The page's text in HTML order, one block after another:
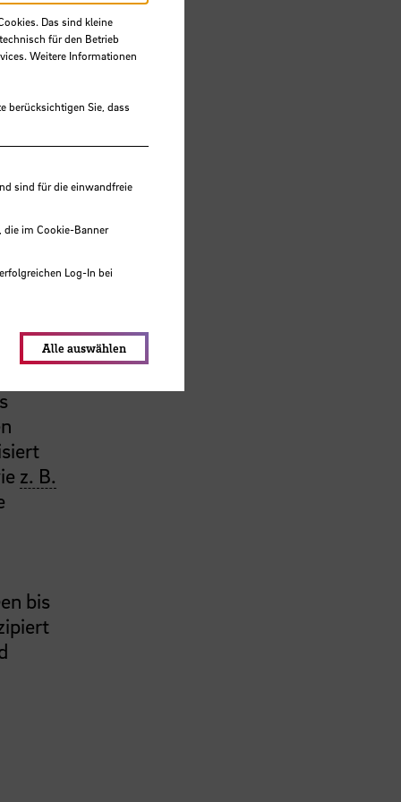
z. B.
bis
Das sind kleine
für den Betrieb
Weitere Informationen
berücksichtigen Sie, dass
sind für die einwandfreie
die im Cookie-Banner
Log-In bei
Alle auswählen